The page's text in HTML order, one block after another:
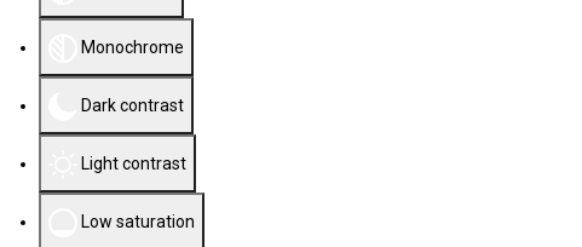
Monochrome
Dark contrast
Light contrast
Low saturation